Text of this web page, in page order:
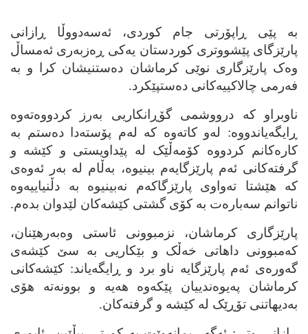
به‌ پێی ڕاپۆرتی جام کوردی، ئه‌سه‌دووڵا ڕازانی
پارێزگای پێشووتری کوردستان یه‌کی ڕه‌زبه‌ری ئه‌مساڵ
وه‌ک پارێزگاری نوێی کرماشان ده‌ستنیشان کرا و به‌
فه‌رمی چالاکییه‌کانی ده‌ستپێکرد.
ناوبراو که‌ درووشمی گۆڕانکاریی به‌رز کردووه‌ته‌وه‌
ڕایگه‌یاندووه‌: له‌و کاته‌وه‌ که‌ له‌م پۆسته‌دا ده‌ستم به‌
کاره‌کانم کردووه‌ کۆمه‌ڵێک له‌ پێداویستی و کێشه‌ و
گرفته‌کانی ئه‌م پارێزگایه‌م بینیوه‌، به‌ڵام له‌ به‌ر ئه‌وه‌ی
که‌ هێشتا ته‌واوی پارێزگاکه‌م نه‌بینیوه‌ به‌ دڵنیاییه‌وه‌
ناتوانم سه‌باره‌ت به‌ کۆی گشتی کێشه‌کان لێدوان بده‌م.
پارێزگاری کرماشان، نزمبوونی ئاستی وه‌به‌رهێنان،
که‌مبوونی داهاتی خه‌ڵک و بێکاریی به‌ سێ کێشه‌ی
گه‌وره‌ی ئه‌م پارێزگایه‌ ناو برد و ڕایگه‌یاند: کێشه‌کانی
کرماشان په‌یوه‌ندییان پێکه‌وه‌ هه‌یه‌ و بوونه‌ته‌ هۆی
به‌دیهاتنی تۆڕێک له‌ کێشه‌ و گرفته‌کان.